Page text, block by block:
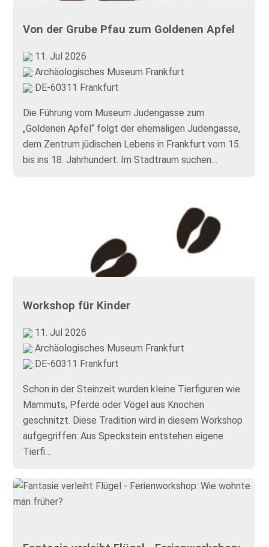
Von der Grube Pfau zum Goldenen Apfel
11. Jul 2026
Archäologisches Museum Frankfurt
DE-60311 Frankfurt
Die Führung vom Museum Judengasse zum
„Goldenen Apfel“ folgt der ehemaligen Judengasse,
dem Zentrum jüdischen Lebens in Frankfurt vom 15.
bis ins 18. Jahrhundert. Im Stadtraum suchen…
Workshop für Kinder
11. Jul 2026
Archäologisches Museum Frankfurt
DE-60311 Frankfurt
Schon in der Steinzeit wurden kleine Tierfiguren wie
Mammuts, Pferde oder Vögel aus Knochen
geschnitzt. Diese Tradition wird in diesem Workshop
aufgegriffen: Aus Speckstein entstehen eigene
Tierfi…